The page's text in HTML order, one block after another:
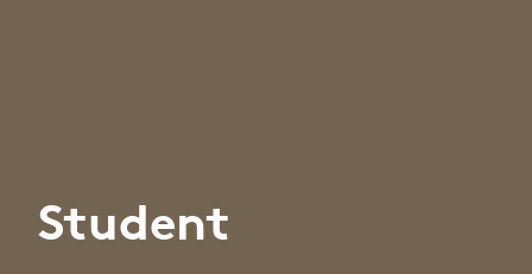
Student